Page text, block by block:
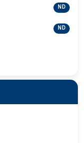
ND
ND